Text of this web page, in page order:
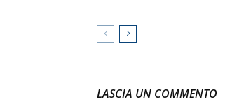
LASCIA UN COMMENTO